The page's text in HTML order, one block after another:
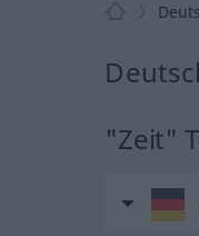
"Zeit"